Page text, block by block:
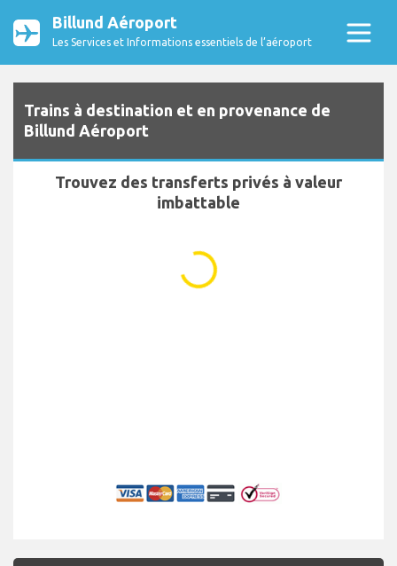
Billund Aéroport
Les Services et Informations essentiels de l’aéroport
Trains à destination et en provenance de
Billund Aéroport
Trouvez des transferts privés à valeur
imbattable